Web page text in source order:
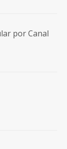
por Canal